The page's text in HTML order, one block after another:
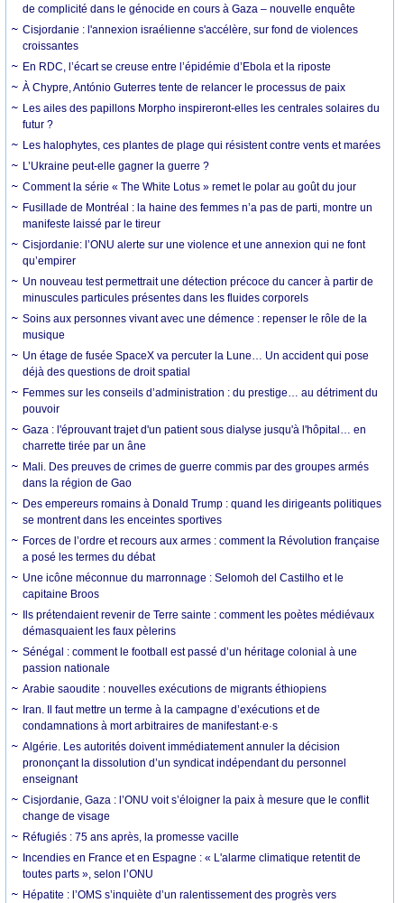
de complicité dans le génocide en cours à Gaza – nouvelle enquête
Cisjordanie : l'annexion israélienne s'accélère, sur fond de violences
croissantes
En RDC, l’écart se creuse entre l’épidémie d’Ebola et la riposte
À Chypre, António Guterres tente de relancer le processus de paix
Les ailes des papillons Morpho inspireront-elles les centrales solaires du
futur ?
Les halophytes, ces plantes de plage qui résistent contre vents et marées
L’Ukraine peut-elle gagner la guerre ?
Comment la série « The White Lotus » remet le polar au goût du jour
Fusillade de Montréal : la haine des femmes n’a pas de parti, montre un
manifeste laissé par le tireur
Cisjordanie: l’ONU alerte sur une violence et une annexion qui ne font
qu’empirer
Un nouveau test permettrait une détection précoce du cancer à partir de
minuscules particules présentes dans les fluides corporels
Soins aux personnes vivant avec une démence : repenser le rôle de la
musique
Un étage de fusée SpaceX va percuter la Lune… Un accident qui pose
déjà des questions de droit spatial
Femmes sur les conseils d’administration : du prestige… au détriment du
pouvoir
Gaza : l'éprouvant trajet d'un patient sous dialyse jusqu'à l'hôpital… en
charrette tirée par un âne
Mali. Des preuves de crimes de guerre commis par des groupes armés
dans la région de Gao
Des empereurs romains à Donald Trump : quand les dirigeants politiques
se montrent dans les enceintes sportives
Forces de l’ordre et recours aux armes : comment la Révolution française
a posé les termes du débat
Une icône méconnue du marronnage : Selomoh del Castilho et le
capitaine Broos
Ils prétendaient revenir de Terre sainte : comment les poètes médiévaux
démasquaient les faux pèlerins
Sénégal : comment le football est passé d’un héritage colonial à une
passion nationale
Arabie saoudite : nouvelles exécutions de migrants éthiopiens
Iran. Il faut mettre un terme à la campagne d’exécutions et de
condamnations à mort arbitraires de manifestant·e·s
Algérie. Les autorités doivent immédiatement annuler la décision
prononçant la dissolution d’un syndicat indépendant du personnel
enseignant
Cisjordanie, Gaza : l’ONU voit s’éloigner la paix à mesure que le conflit
change de visage
Réfugiés : 75 ans après, la promesse vacille
Incendies en France et en Espagne : « L'alarme climatique retentit de
toutes parts », selon l’ONU
Hépatite : l’OMS s’inquiète d’un ralentissement des progrès vers